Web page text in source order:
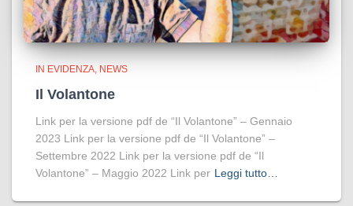
IN EVIDENZA NEWS
Il Volantone
Link per la versione pdf de “Il Volantone” – Gennaio
2023 Link per la versione pdf de “Il Volantone” –
Settembre 2022 Link per la versione pdf de “Il
Volantone” – Maggio 2022 Link per Leggi tutto…